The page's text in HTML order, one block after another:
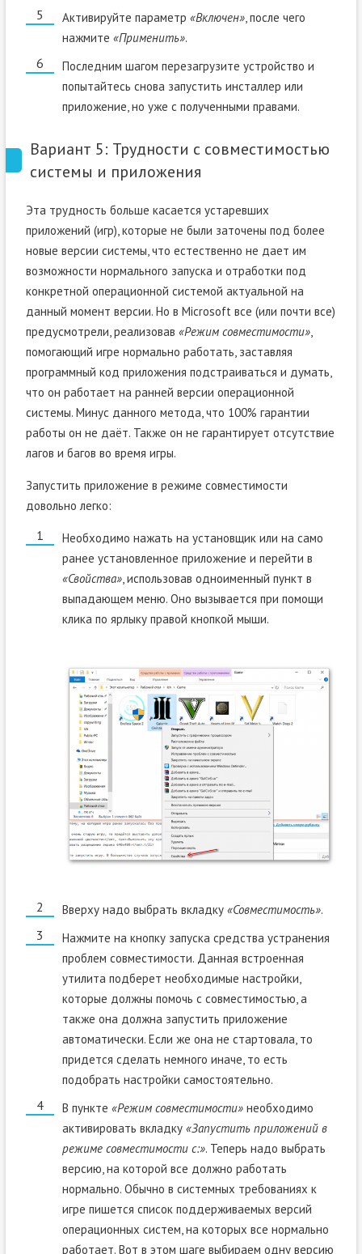
Активируйте параметр «Включен», после чего
нажмите «Применить».
Последним шагом перезагрузите устройство и
попытайтесь снова запустить инсталлер или
приложение, но уже с полученными правами.
Вариант 5: Трудности с совместимостью
системы и приложения
Эта трудность больше касается устаревших
приложений (игр), которые не были заточены под более
новые версии системы, что естественно не дает им
возможности нормального запуска и отработки под
конкретной операционной системой актуальной на
данный момент версии. Но в Microsoft все (или почти все)
предусмотрели, реализовав «Режим совместимости»,
помогающий игре нормально работать, заставляя
программный код приложения подстраиваться и думать,
что он работает на ранней версии операционной
системы. Минус данного метода, что 100% гарантии
работы он не даёт. Также он не гарантирует отсутствие
лагов и багов во время игры.
Запустить приложение в режиме совместимости
довольно легко:
Необходимо нажать на установщик или на само
ранее установленное приложение и перейти в
«Свойства», использовав одноименный пункт в
выпадающем меню. Оно вызывается при помощи
клика по ярлыку правой кнопкой мыши.
Вверху надо выбрать вкладку «Совместимость».
Нажмите на кнопку запуска средства устранения
проблем совместимости. Данная встроенная
утилита подберет необходимые настройки,
которые должны помочь с совместимостью, а
также она должна запустить приложение
автоматически. Если же она не стартовала, то
придется сделать немного иначе, то есть
подобрать настройки самостоятельно.
В пункте «Режим совместимости»необходимо
активировать вкладку «Запустить приложений в
режиме совместимости с:». Теперь надо выбрать
версию, на которой все должно работать
нормально. Обычно в системных требованиях к
игре пишется список поддерживаемых версий
операционных систем, на которых все нормально
работает. Вот в этом шаге выбираем одну версию